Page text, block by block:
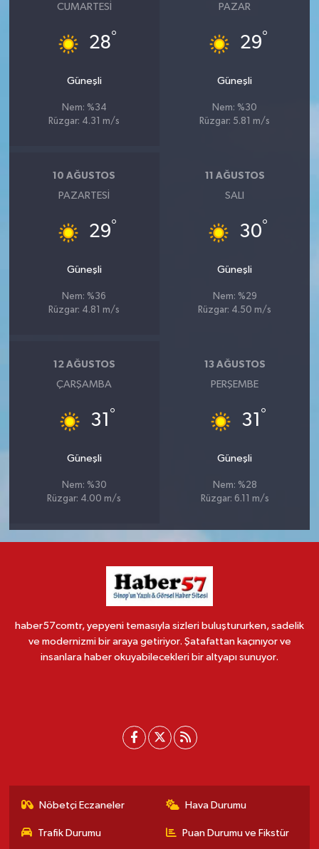
CUMARTESI
28°
Güneşli
Nem: %34
Rüzgar: 4.31 m/s
PAZAR
29°
Güneşli
Nem: %30
Rüzgar: 5.81 m/s
10 AĞUSTOS
PAZARTESI
29°
Güneşli
Nem: %36
Rüzgar: 4.81 m/s
11 AĞUSTOS
SALI
30°
Güneşli
Nem: %29
Rüzgar: 4.50 m/s
12 AĞUSTOS
ÇARŞAMBA
31 °
Güneşli
Nem: %30
Rüzgar: 4.00 m/s
13 AĞUSTOS
PERŞEMBE
31 °
Güneşli
Nem: %28
Rüzgar: 6.11 m/s
haber57comtr, yepyeni temasıyla sizleri buluştururken, sadelik
ve modernizmi bir araya getiriyor. Şatafattan kaçınıyor ve
insanlara haber okuyabilecekleri bir altyapı sunuyor.
Nöbetçi Eczaneler Hava Durumu
Trafik Durumu Puan Durumu ve Fikstür